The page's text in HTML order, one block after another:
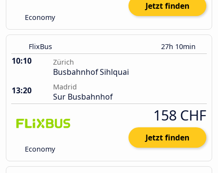
Economy
Jetzt finden
FlixBus 27h 10min
10:10 Zürich
Busbahnhof Sihlquai
13:20
Madrid
Sur Busbahnhof
Economy
158 CHF
Jetzt finden